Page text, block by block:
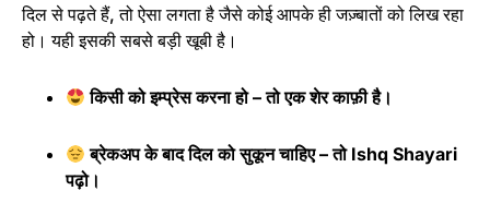
दिल से पढ़ते हैं, तो ऐसा लगता है जैसे कोई आपके ही जज़्बातों को लिख रहा
हो। यही इसकी सबसे बड़ी खूबी है।
किसी को इम्प्रेस करना हो – तो एक शेर काफ़ी है।
ब्रेकअप के बाद दिल को सुकून चाहिए – तो Ishq Shayari
पढ़ो।